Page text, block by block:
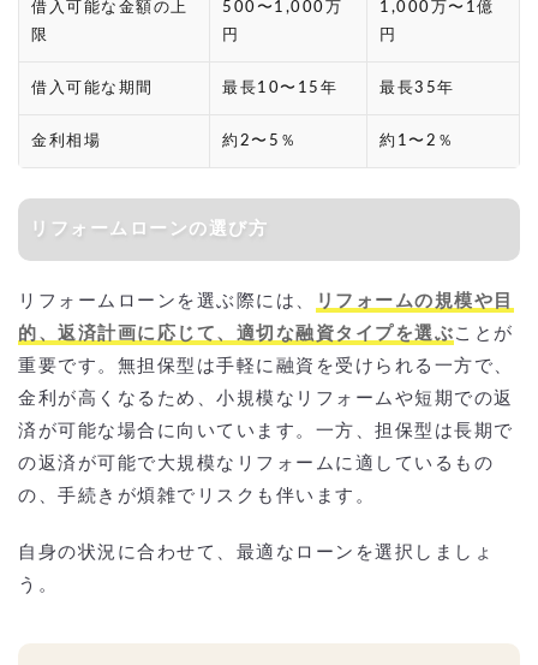
借入可能な金額の上
限
500〜1,000万
円
1,000万〜1億
円
借入可能な期間 最長10〜15年 最長35年
金利相場 約2〜5％ 約1〜2％
リフォームローンの選び方
リフォームローンを選ぶ際には、
リフォームの規模や目
的、返済計画に応じて、適切な融資タイプを選ぶ ことが
重要です。無担保型は手軽に融資を受けられる一方で、
金利が高くなるため、小規模なリフォームや短期での返
済が可能な場合に向いています。一方、担保型は長期で
の返済が可能で大規模なリフォームに適しているもの
の、手続きが煩雑でリスクも伴います。
自身の状況に合わせて、最適なローンを選択しましょ
う。